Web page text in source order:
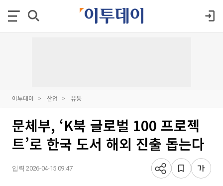
이투데이 산업 유통
문체부, ‘K북 글로벌 100 프로젝
트’로 한국 도서 해외 진출 돕는다
입력 2026-04-15 09:47